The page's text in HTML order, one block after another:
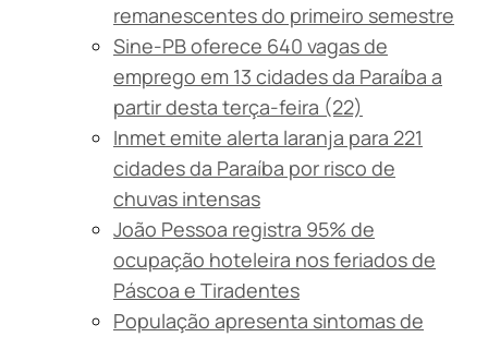
remanescentes do primeiro semestre
Sine-PB oferece 640 vagas de
emprego em 13 cidades da Paraíba a
partir desta terça-feira (22)
Inmet emite alerta laranja para 221
cidades da Paraíba por risco de
chuvas intensas
João Pessoa registra 95% de
ocupação hoteleira nos feriados de
Páscoa e Tiradentes
População apresenta sintomas de